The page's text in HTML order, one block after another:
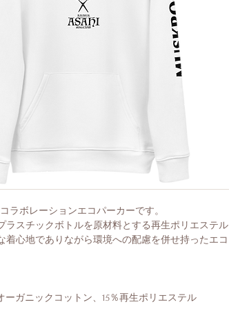
コラボレーションエコパーカーです。
ラスチックボトルを原材料とする再生ポリエステル
着心地でありながら環境への配慮を併せ持ったエコ
ーガニックコットン、15％再生ポリエステル